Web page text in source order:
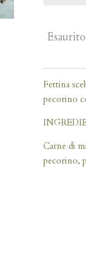
Esaurito
Fettina
pecorino
Carne di
pecorino,